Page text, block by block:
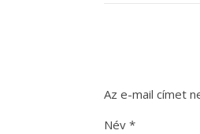
Az e-mail címet
Név *